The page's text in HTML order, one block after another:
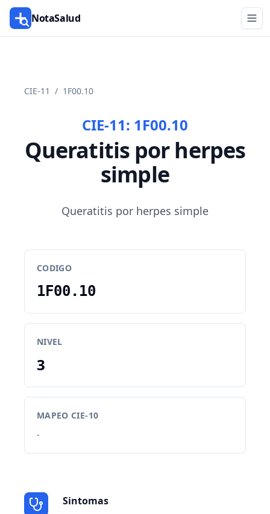
NotaSalud
CIE-11 / 1F00.10
CIE-11: 1F00.10
Queratitis por herpes
simple
Queratitis por herpes simple
CODIGO
1F00.10
NIVEL
3
MAPEO CIE-10
-
Sintomas